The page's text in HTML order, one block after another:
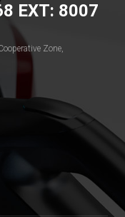
EXT: 8007
Zone,